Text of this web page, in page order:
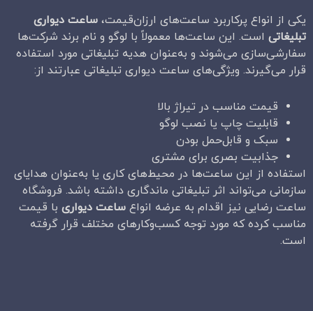
یکی از انواع پرکاربرد ساعت‌های ارزان‌قیمت، ساعت دیواری
تبلیغاتی است. این ساعت‌ها معمولاً با لوگو و نام برند شرکت‌ها
سفارشی‌سازی می‌شوند و به‌عنوان هدیه تبلیغاتی مورد استفاده
قرار می‌گیرند. ویژگی‌های ساعت دیواری تبلیغاتی عبارتند از:
قیمت مناسب در تیراژ بالا
قابلیت چاپ یا نصب لوگو
سبک و قابل‌حمل بودن
جذابیت بصری برای مشتری
استفاده از این ساعت‌ها در محیط‌های کاری یا به‌عنوان هدایای
سازمانی می‌تواند اثر تبلیغاتی ماندگاری داشته باشد. فروشگاه
ساعت رضایی نیز اقدام به عرضه انواع ساعت دیواری با قیمت
مناسب کرده که مورد توجه کسب‌وکارهای مختلف قرار گرفته
است.